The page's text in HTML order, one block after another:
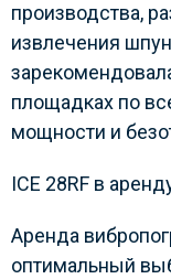
производства,
извлечения
площадках по
мощности и
ICE 28RF в
Аренда
оптимальный